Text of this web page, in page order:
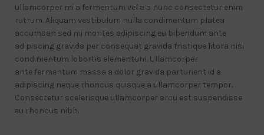
ullamcorper mi a fermentum vel a a nunc consectetur enim
rutrum. Aliquam vestibulum nulla condimentum platea
accumsan sed mi montes adipiscing eu bibendum ante
adipiscing gravida per consequat gravida tristique litora nisi
condimentum lobortis elementum. Ullamcorper
ante fermentum massa a dolor gravida parturient id a
adipiscing neque rhoncus quisque a ullamcorper tempor.
Consectetur scelerisque ullamcorper arcu est suspendisse
eu rhoncus nibh.